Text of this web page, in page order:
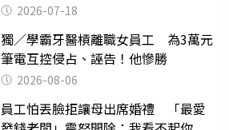
2026-07-18
獨／學霸牙醫槓離職女員工 為3萬元
筆電互控侵占、誣告！他慘勝
2026-08-06
員工怕丟臉拒讓母出席婚禮 「最愛